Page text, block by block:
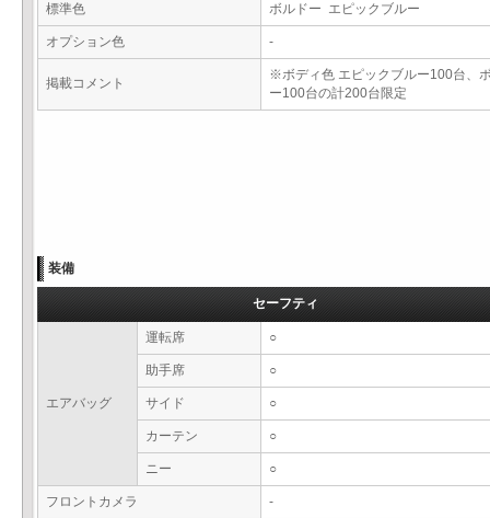
標準色
ボルドー エピックブルー
オプション色 -
掲載コメント
※ボディ色 エピックブルー100台、
ー100台の計200台限定
装備
セーフティ
エアバッグ
運転席 ○
助手席 ○
サイド ○
カーテン ○
ニー ○
フロントカメラ -